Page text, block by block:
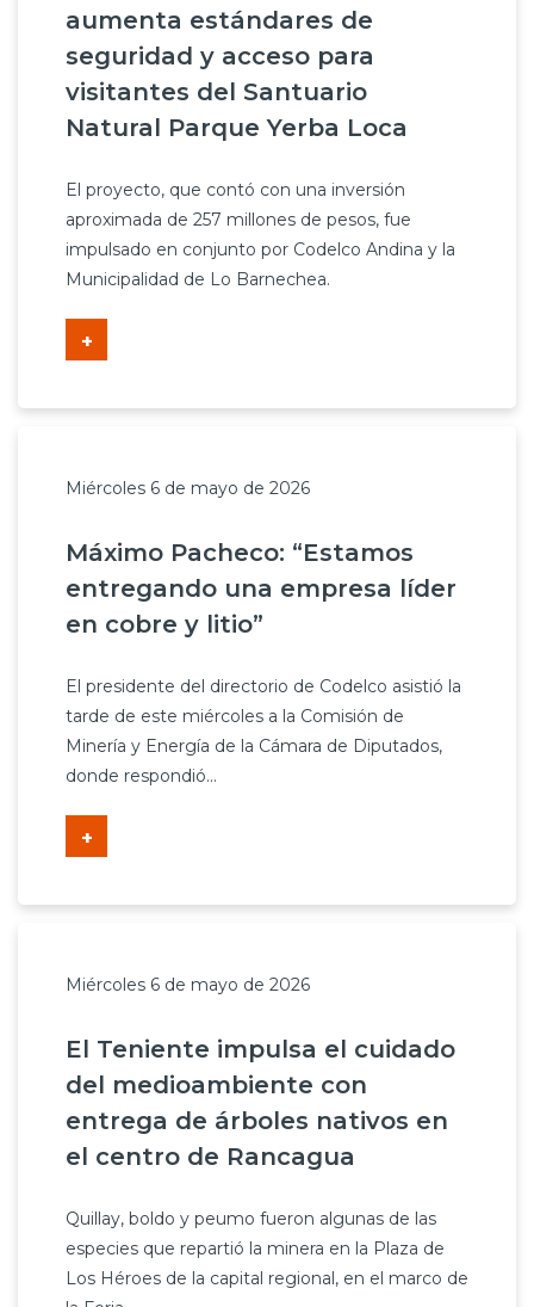
aumenta estándares de
seguridad y acceso para
visitantes del Santuario
Natural Parque Yerba Loca
El proyecto, que contó con una inversión
aproximada de 257 millones de pesos, fue
impulsado en conjunto por Codelco Andina y la
Municipalidad de Lo Barnechea.
+
Miércoles 6 de mayo de 2026
Máximo Pacheco: “Estamos
entregando una empresa líder
en cobre y litio”
El presidente del directorio de Codelco asistió la
tarde de este miércoles a la Comisión de
Minería y Energía de la Cámara de Diputados,
donde respondió...
+
Miércoles 6 de mayo de 2026
El Teniente impulsa el cuidado
del medioambiente con
entrega de árboles nativos en
el centro de Rancagua
Quillay, boldo y peumo fueron algunas de las
especies que repartió la minera en la Plaza de
Los Héroes de la capital regional, en el marco de